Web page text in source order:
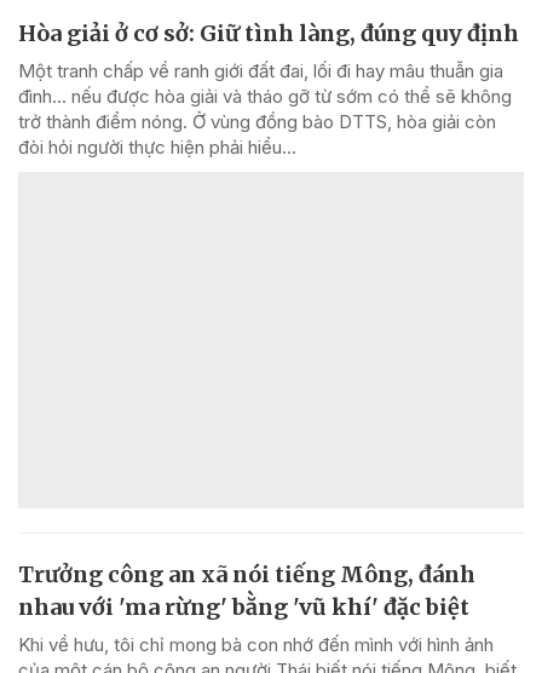
Hòa giải ở cơ sở: Giữ tình làng, đúng quy định
Một tranh chấp về ranh giới đất đai, lối đi hay mâu thuẫn gia
đình... nếu được hòa giải và tháo gỡ từ sớm có thể sẽ không
trở thành điểm nóng. Ở vùng đồng bào DTTS, hòa giải còn
đòi hỏi người thực hiện phải hiểu...
Trưởng công an xã nói tiếng Mông, đánh
nhau với 'ma rừng' bằng 'vũ khí' đặc biệt
Khi về hưu, tôi chỉ mong bà con nhớ đến mình với hình ảnh